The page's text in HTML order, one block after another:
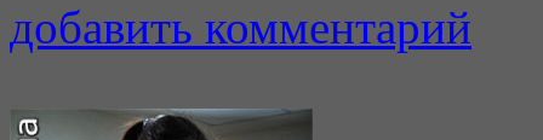
добавить комментарий